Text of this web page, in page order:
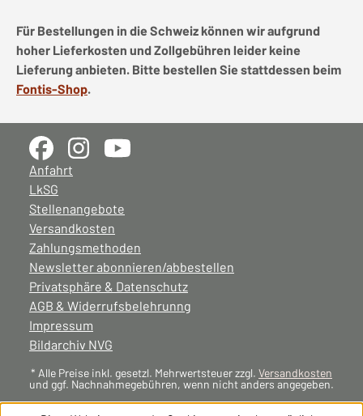
Für Bestellungen in die Schweiz können wir aufgrund
hoher Lieferkosten und Zollgebühren leider keine
Lieferung anbieten. Bitte bestellen Sie stattdessen beim
Fontis-Shop.
Anfahrt
LkSG
Stellenangebote
Versandkosten
Zahlungsmethoden
Newsletter abonnieren/abbestellen
Privatsphäre & Datenschutz
AGB & Widerrufsbelehrunng
Impressum
Bildarchiv NVG
* Alle Preise inkl. gesetzl. Mehrwertsteuer zzgl. Versandkosten
und ggf. Nachnahmegebühren, wenn nicht anders angegeben.